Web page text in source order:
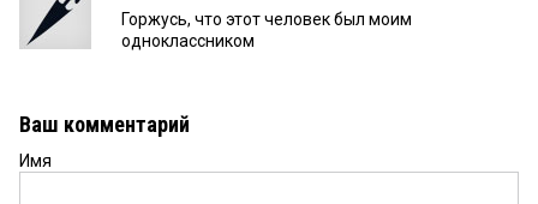
Горжусь, что этот человек был моим
одноклассником
Ваш комментарий
Имя